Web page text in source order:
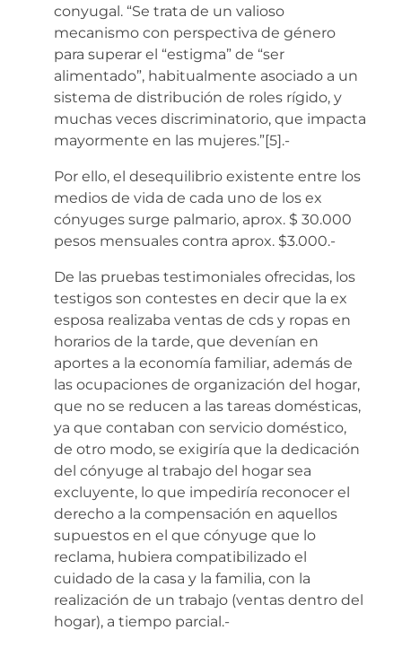
conyugal. “Se trata de un valioso
mecanismo con perspectiva de género
para superar el “estigma” de “ser
alimentado”, habitualmente asociado a un
sistema de distribución de roles rígido, y
muchas veces discriminatorio, que impacta
mayormente en las mujeres.”[5].-
Por ello, el desequilibrio existente entre los
medios de vida de cada uno de los ex
cónyuges surge palmario, aprox. $ 30.000
pesos mensuales contra aprox. $3.000.-
De las pruebas testimoniales ofrecidas, los
testigos son contestes en decir que la ex
esposa realizaba ventas de cds y ropas en
horarios de la tarde, que devenían en
aportes a la economía familiar, además de
las ocupaciones de organización del hogar,
que no se reducen a las tareas domésticas,
ya que contaban con servicio doméstico,
de otro modo, se exigiría que la dedicación
del cónyuge al trabajo del hogar sea
excluyente, lo que impediría reconocer el
derecho a la compensación en aquellos
supuestos en el que cónyuge que lo
reclama, hubiera compatibilizado el
cuidado de la casa y la familia, con la
realización de un trabajo (ventas dentro del
hogar), a tiempo parcial.-